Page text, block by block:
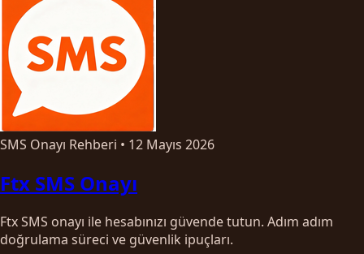
SMS Onayı Rehberi • 12 Mayıs 2026
Ftx SMS Onayı
Ftx SMS onayı ile hesabınızı güvende tutun. Adım adım
doğrulama süreci ve güvenlik ipuçları.